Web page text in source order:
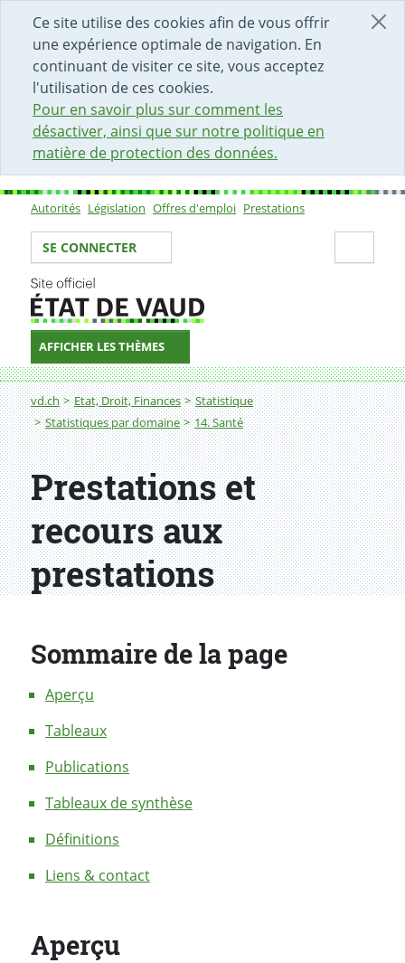
Ce site utilise des cookies afin de vous offrir
une expérience optimale de navigation. En
continuant de visiter ce site, vous acceptez
l'utilisation de ces cookies.
Pour en savoir plus sur comment les
désactiver, ainsi que sur notre politique en
matière de protection des données.
DÉBUT DU CONTENU DE LA PAGE
ACCÈS AU CHAMP DE RECHERCHE
PAGE D'ACCUEIL
FORMULAIRE DE CONTACT
Sous-navigation
Autorités Législation Offres d'emploi Prestations
Votre identité
SE CONNECTER
AFFICHER LES THÈMES
Fil d'Ariane
vd.ch Etat, Droit, Finances
Statistique
Statistiques par domaine
14. Santé
Prestations et recours aux prestations
Prestations et
recours aux
prestations
Sommaire de la page
Aperçu
Tableaux
Publications
Tableaux de synthèse
Définitions
Liens & contact
Aperçu